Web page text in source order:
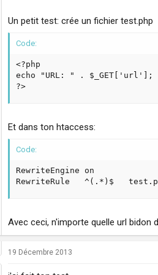
Un petit test: crée un fichier test.php
Code:
<?php
echo "URL: " . $_GET['url'];
?>
Et dans ton htaccess:
Code:
RewriteEngine on
RewriteRule   ^(.*)$
Avec ceci, n'importe quelle url
19 Décembre 2013